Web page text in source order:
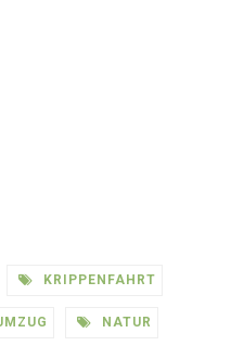
KRIPPENFAHRT
NATUR